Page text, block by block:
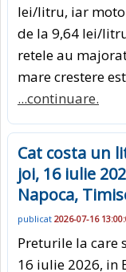
lei/litru, iar
de la 9,64 lei/
retele au
mare crestere
...continuare.
Cat costa un
joi, 16 iulie
Napoca,
publicat 2026-07-16
Preturile la care
16 iulie 2026, in